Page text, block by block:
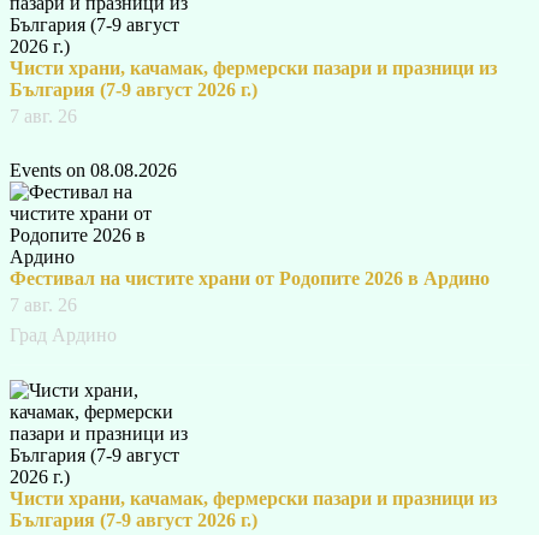
Чисти храни, качамак, фермерски пазари и празници из
България (7-9 август 2026 г.)
7 авг. 26
Events on 08.08.2026
Фестивал на чистите храни от Родопите 2026 в Ардино
7 авг. 26
Град Ардино
Чисти храни, качамак, фермерски пазари и празници из
България (7-9 август 2026 г.)